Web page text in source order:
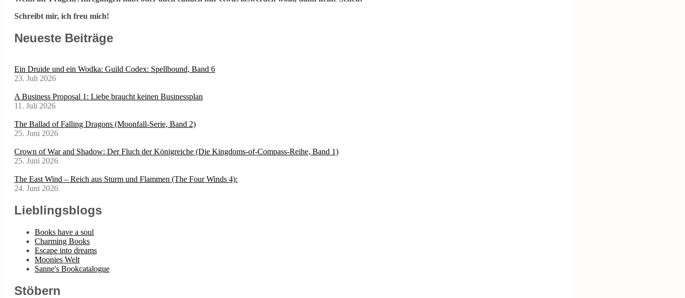
Schreibt mir, ich freu mich!
Neueste Beiträge
Ein Druide und ein Wodka: Guild Codex: Spellbound, Band 6
23. Juli 2026
A Business Proposal 1: Liebe braucht keinen Businessplan
11. Juli 2026
The Ballad of Falling Dragons (Moonfall-Serie, Band 2)
25. Juni 2026
Crown of War and Shadow: Der Fluch der Königreiche (Die Kingdoms-of-Compass-Reihe, Band 1)
25. Juni 2026
The East Wind – Reich aus Sturm und Flammen (The Four Winds 4):
24. Juni 2026
Lieblingsblogs
Books have a soul
Charming Books
Escape into dreams
Moonies Welt
Sanne's Bookcatalogue
Stöbern